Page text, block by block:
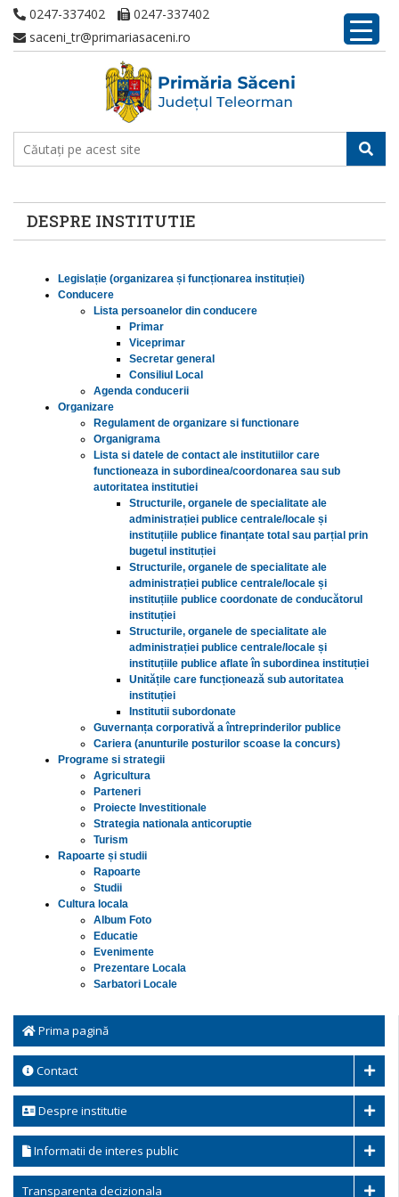
0247-337402
0247-337402
saceni_tr@primariasaceni.ro
DESPRE INSTITUTIE
Prima pagină
Contact
Despre institutie
Informatii de interes public
Transparenta decizionala
Legislație (organizarea și funcționarea instituției)
Conducere
Lista persoanelor din conducere
Primar
Viceprimar
Secretar general
Consiliul Local
Agenda conducerii
Organizare
Regulament de organizare si functionare
Organigrama
Lista si datele de contact ale institutiilor care
functioneaza in subordinea/coordonarea sau sub
autoritatea institutiei
Structurile, organele de specialitate ale
administrației publice centrale/locale și
instituțiile publice finanțate total sau parțial prin
bugetul instituției
Structurile, organele de specialitate ale
administrației publice centrale/locale și
instituțiile publice coordonate de conducătorul
instituției
Structurile, organele de specialitate ale
administrației publice centrale/locale și
instituțiile publice aflate în subordinea instituției
Unitățile care funcționează sub autoritatea
instituției
Institutii subordonate
Guvernanța corporativă a întreprinderilor publice
Cariera (anunturile posturilor scoase la concurs)
Programe si strategii
Agricultura
Parteneri
Proiecte Investitionale
Strategia nationala anticoruptie
Turism
Rapoarte și studii
Rapoarte
Studii
Cultura locala
Album Foto
Educatie
Evenimente
Prezentare Locala
Sarbatori Locale